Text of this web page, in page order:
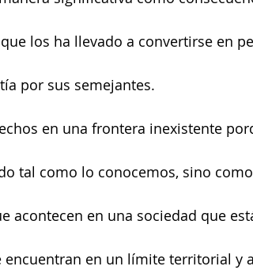
los ha llevado a convertirse en
por sus semejantes.
en una frontera inexistente
tal como lo conocemos, sino
acontecen en una sociedad que
encuentran en un límite territorial y